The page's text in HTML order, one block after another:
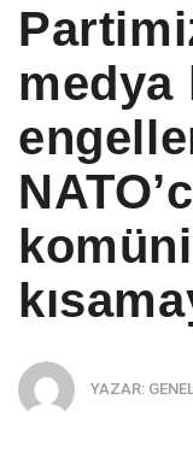
medya
YAZAR: